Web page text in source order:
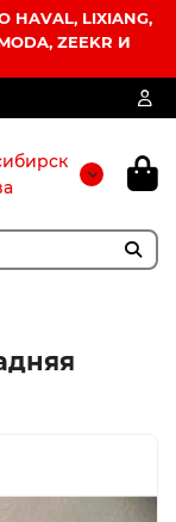
LIXIANG,
ZEEKR И